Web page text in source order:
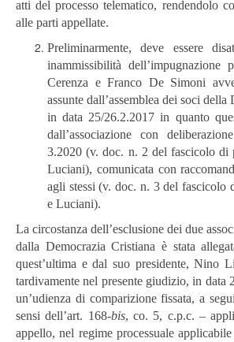
atti del processo telematico, rendendolo
alle parti appellate.
Preliminarmente, deve essere
inammissibilità dell’impugnazione
Cerenza e Franco De Simoni
assunte dall’assemblea dei soci
in data 25/26.2.2017 in quanto
dall’associazione con
3.2020 (v. doc. n. 2 del fascicolo di
Luciani), comunicata con
agli stessi (v. doc. n. 3 del fascicolo
e Luciani).
La circostanza dell’esclusione dei due
dalla Democrazia Cristiana è stata
quest’ultima e dal suo presidente, Nino
tardivamente nel presente giudizio, in data
un’udienza di comparizione fissata, a
sensi dell’art. 168-bis, co. 5, c.p.c. –
appello, nel regime processuale